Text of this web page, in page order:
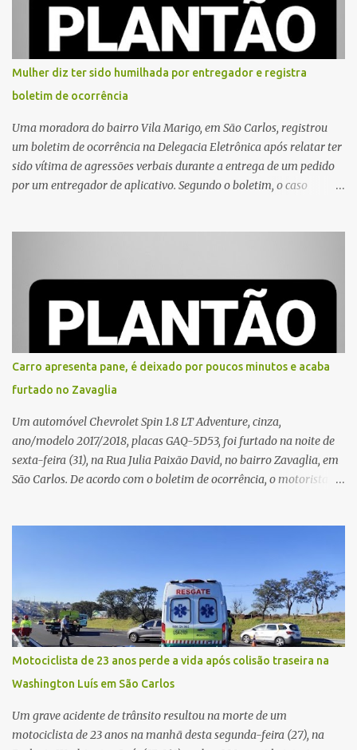
Mulher diz ter sido humilhada por entregador e registra
boletim de ocorrência
Uma moradora do bairro Vila Marigo, em São Carlos, registrou
um boletim de ocorrência na Delegacia Eletrônica após relatar ter
sido vítima de agressões verbais durante a entrega de um pedido
por um entregador de aplicativo. Segundo o boletim, o caso
proximidades. Ainda conforme o registro policial, a vítima relatou
que, ao receber a entrega, voltou a ser ofendida com palavras de
baixo calão e insultos. Ela informou à Polícia Civil que mora
sozinha e que se sentiu ameaçada, coagida e humilhada com a
situação. Fonte: São Carlos Agora
Carro apresenta pane, é deixado por poucos minutos e acaba
furtado no Zavaglia
Um automóvel Chevrolet Spin 1.8 LT Adventure, cinza,
ano/modelo 2017/2018, placas GAQ-5D53, foi furtado na noite de
sexta-feira (31), na Rua Julia Paixão David, no bairro Zavaglia, em
São Carlos. De acordo com o boletim de ocorrência, o motorista
permaneceu com a chave de ignição e se ausentou do local por
cerca de dez minutos para buscar ajuda. Ao retornar, constatou
que o automóvel havia desaparecido. A vítima realizou buscas
pelas imediações, mas não conseguiu localizar o veículo.
Conforme o boletim, um menino de aproximadamente 10 anos
relatou ter visto a Spin passando pelo local fazendo um forte ruído,
característica compatível com o problema mecânico que o veículo
já apresentava antes do furto. O carro possui seguro e, segundo a
v...
Motociclista de 23 anos perde a vida após colisão traseira na
Washington Luís em São Carlos
Um grave acidente de trânsito resultou na morte de um
motociclista de 23 anos na manhã desta segunda-feira (27), na